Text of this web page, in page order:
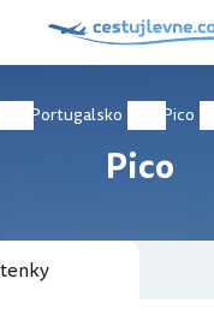
Portugalsko Pico
Pico